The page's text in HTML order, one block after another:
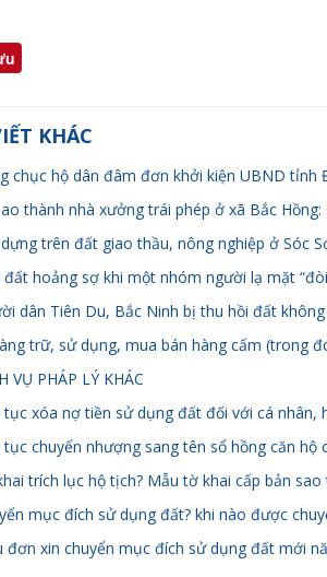
KHÁC
chục hộ dân đâm đơn khởi kiện UBND tỉnh
thành nhà xưởng trái phép ở xã Bắc Hồng:
trên đất giao thầu, nông nghiệp ở Sóc
đất hoảng sợ khi một nhóm người lạ mặt
dân Tiên Du, Bắc Ninh bị thu hồi đất
trữ, sử dụng, mua bán hàng cấm (trong
VỤ PHÁP LÝ KHÁC
tục xóa nợ tiền sử dụng đất đối với cá nhân,
tục chuyển nhượng sang tên sổ hồng căn hộ
trích lục hộ tịch? Mẫu tờ khai cấp bản
mục đích sử dụng đất? khi nào được
đơn xin chuyển mục đích sử dụng đất mới